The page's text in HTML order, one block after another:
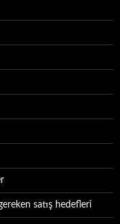
satış hedefleri